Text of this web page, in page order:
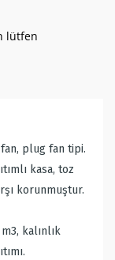
lütfen
plug fan tipi.
kasa, toz
korunmuştur.
kalınlık